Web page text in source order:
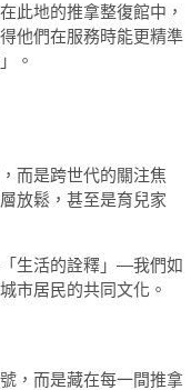
此地的推拿整復館中，
他們在服務時能更精準
。
而是跨世代的關注焦
放鬆，甚至是育兒家
生活的詮釋」—我們如
市居民的共同文化。
，而是藏在每一間推拿